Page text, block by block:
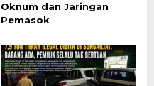
Oknum dan Jaringan
Pemasok